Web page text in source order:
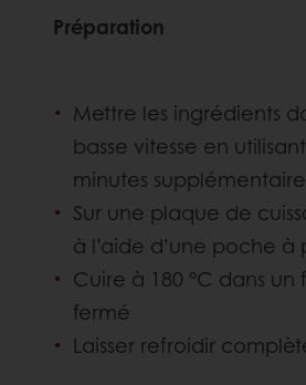
Préparation
Mettre les ingrédients
basse vitesse en
minutes
Sur une plaque de
à l’aide d’une poche à
Cuire à 180 °C dans
fermé
Laisser refroidir